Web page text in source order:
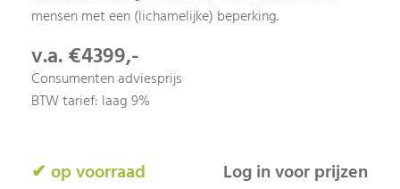
mensen met een (lichamelijke) beperking.
v.a. €4399,-
Consumenten adviesprijs
BTW tarief: laag 9%
✔ op voorraad Log in voor prijzen